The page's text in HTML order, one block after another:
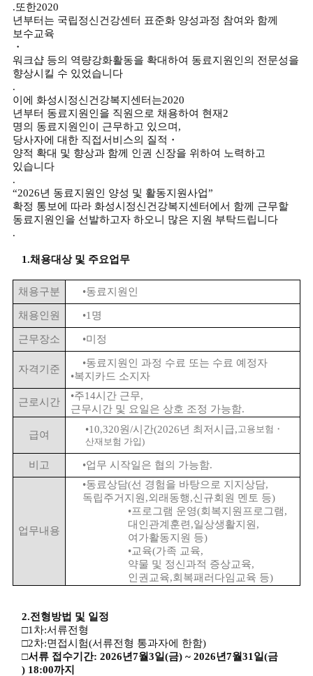
.또한2020
년부터는 국립정신건강센터 표준화 양성과정 참여와 함께
보수교육
・
워크샵 등의 역량강화활동을 확대하여 동료지원인의 전문성을
향상시킬 수 있었습니다
.
이에 화성시정신건강복지센터는2020
년부터 동료지원인을 직원으로 채용하여 현재 2
명의 동료지원인이 근무하고 있으며 ,
당사자에 대한 직접서비스의 질적 ・
양적 확대 및 향상과 함께 인권 신장을 위하여 노력하고
있습니다
.
“2026년 동료지원인 양성 및 활동지원사업”
확정 통보에 따라 화성시정신건강복지센터에서 함께 근무할
동료지원인을 선발하고자 하오니 많은 지원 부탁드립니다
.
1.채용대상 및 주요업무
채용구분 •동료지원인
채용인원 •1 명
근무장소 •미정
자격기준
•동료지원인 과정 수료 또는 수료 예정자
•복지카드 소지자
근로시간
•주14시간 근무,
근무시간 및 요일은 상호 조정 가능함.
급여 •10,320원/시간(2026년 최저시급,고용보험 ・
산재보험 가입)
비고 •업무 시작일은 협의 가능함.
업무내용
•동료상담(선 경험을 바탕으로 지지상담,
독립주거지원 ,외래동행,신규회원 멘토 등)
•프로그램 운영(회복지원프로그램,
대인관계훈련 ,일상생활지원 ,
여가활동지원 등)
•교육(가족 교육,
약물 및 정신과적 증상교육,
인권교육,회복패러다임교육 등)
2.전형방법 및 일정
□1 차:서류전형
□2차:면접시험(서류전형 통과자에 한함)
□서류 접수기간: 2026년7월3일(금) ~ 2026년7월31 일(금
) 18:00까지